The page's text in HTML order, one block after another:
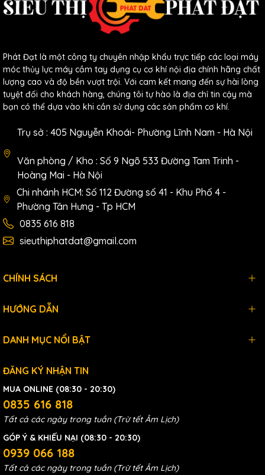
Phát Đạt là một công ty chuyên nhập khẩu trực tiếp các loại máy
móc thủy lực máy cầm tay dụng cụ cơ khí nội địa chính hãng chất
lượng cao và độ bền vượt trội. Với cam kết mang đến sự hài lòng
tuyệt đối cho khách hàng, chúng tôi tự hào là địa chỉ tin cậy mà
bạn có thể dựa vào khi cần sử dụng các sản phẩm cơ khí.
Trụ sở : 405 Nguyễn Khoái- Phường Lĩnh Nam - Hà Nội
Văn phòng / Kho : Số 9 Ngõ 533 Đường Tam Trinh -
Hoàng Mai - Hà Nội
Chi nhánh HCM: Số 112 Đường số 41 - Khu Phố 4 -
Phường Tân Hưng - Tp HCM
0835 616 818
sieuthiphatdat@gmail.com
CHÍNH SÁCH
HƯỚNG DẪN
DANH MỤC NỔI BẬT
ĐĂNG KÝ NHẬN TIN
MUA ONLINE (08:30 - 20:30)
0835 616 818
Tất cả các ngày trong tuần (Trừ tết Âm Lịch)
GÓP Ý & KHIẾU NẠI (08:30 - 20:30)
0939 066 188
Tất cả các ngày trong tuần (Trừ tết Âm Lịch)